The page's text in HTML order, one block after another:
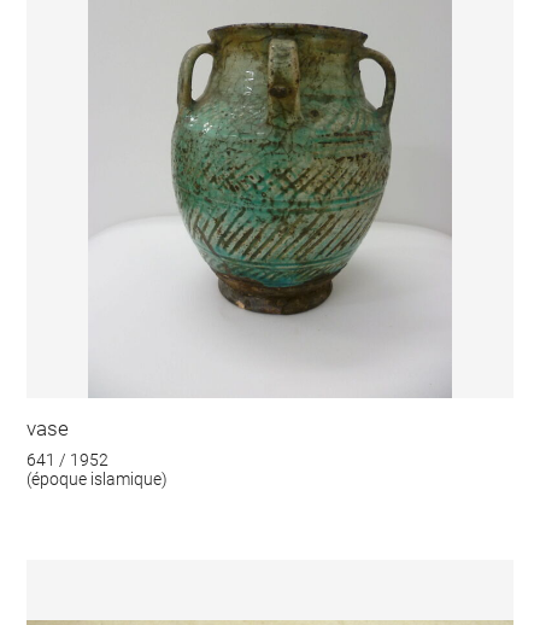
vase
641 / 1952
(époque islamique)